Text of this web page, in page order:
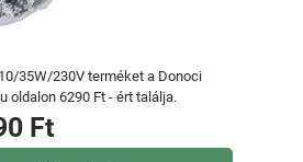
35W/230V terméket a Donoci
oldalon 6290 Ft - ért találja.
Ft